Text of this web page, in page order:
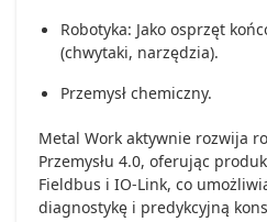
Robotyka: Jako osprzęt
(chwytaki, narzędzia).
Przemysł chemiczny.
Metal Work aktywnie rozwija
Przemysłu 4.0, oferując
Fieldbus i IO-Link, co
diagnostykę i predykcyjną